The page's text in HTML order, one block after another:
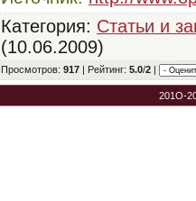
Категория: Статьи и
(10.06.2009)
Просмотров: 917 | Рейтинг: 5.0/2 |
201O-